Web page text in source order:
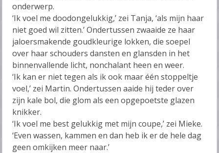
onderwerp.
‘Ik voel me doodongelukkig,’ zei Tanja, ‘als mijn haar
niet goed wil zitten.’ Ondertussen zwaaide ze haar
jaloersmakende goudkleurige lokken, die soepel
over haar schouders dansten en glansden in het
binnenvallende licht, nonchalant heen en weer.
‘Ik kan er niet tegen als ik ook maar één stoppeltje
voel,’ zei Martin. Ondertussen aaide hij teder over
zijn kale bol, die glom als een opgepoetste glazen
knikker.
‘Ik voel me best gelukkig met mijn coupe,’ zei Mieke.
‘Even wassen, kammen en dan heb ik er de hele dag
geen omkijken meer naar.’